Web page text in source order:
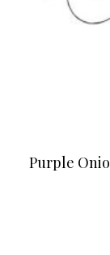
Purple